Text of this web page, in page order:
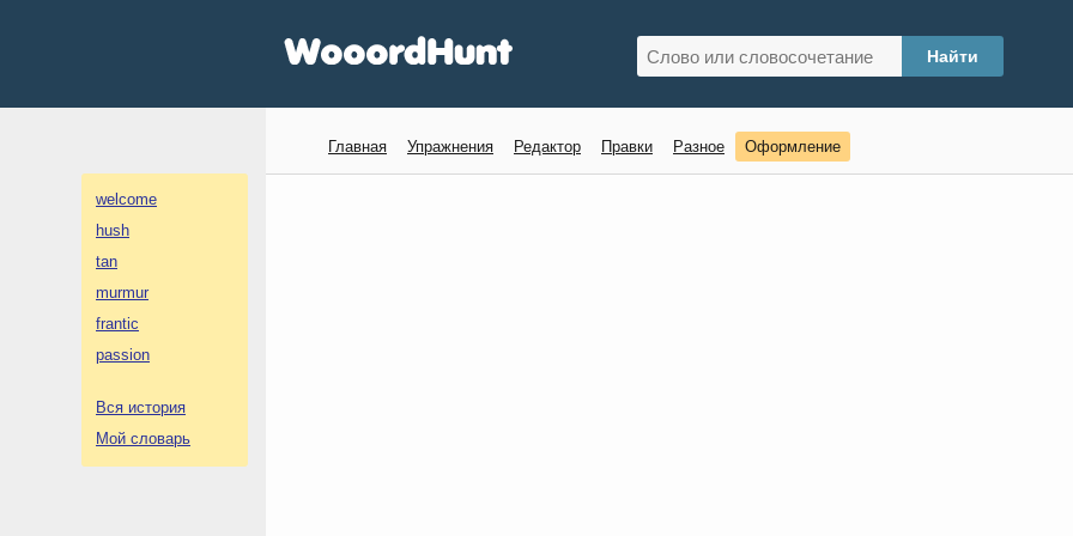
welcome
hush
tan
murmur
frantic
passion
Вся история
Мой словарь
Главная Упражнения Редактор Правки Разное Оформление